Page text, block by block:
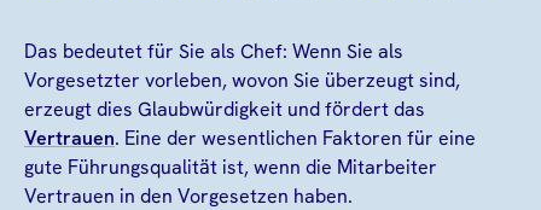
Das bedeutet für Sie als Chef: Wenn Sie als
Vorgesetzter vorleben, wovon Sie überzeugt sind,
erzeugt dies Glaubwürdigkeit und fördert das
Vertrauen. Eine der wesentlichen Faktoren für eine
gute Führungsqualität ist, wenn die Mitarbeiter
Vertrauen in den Vorgesetzen haben.